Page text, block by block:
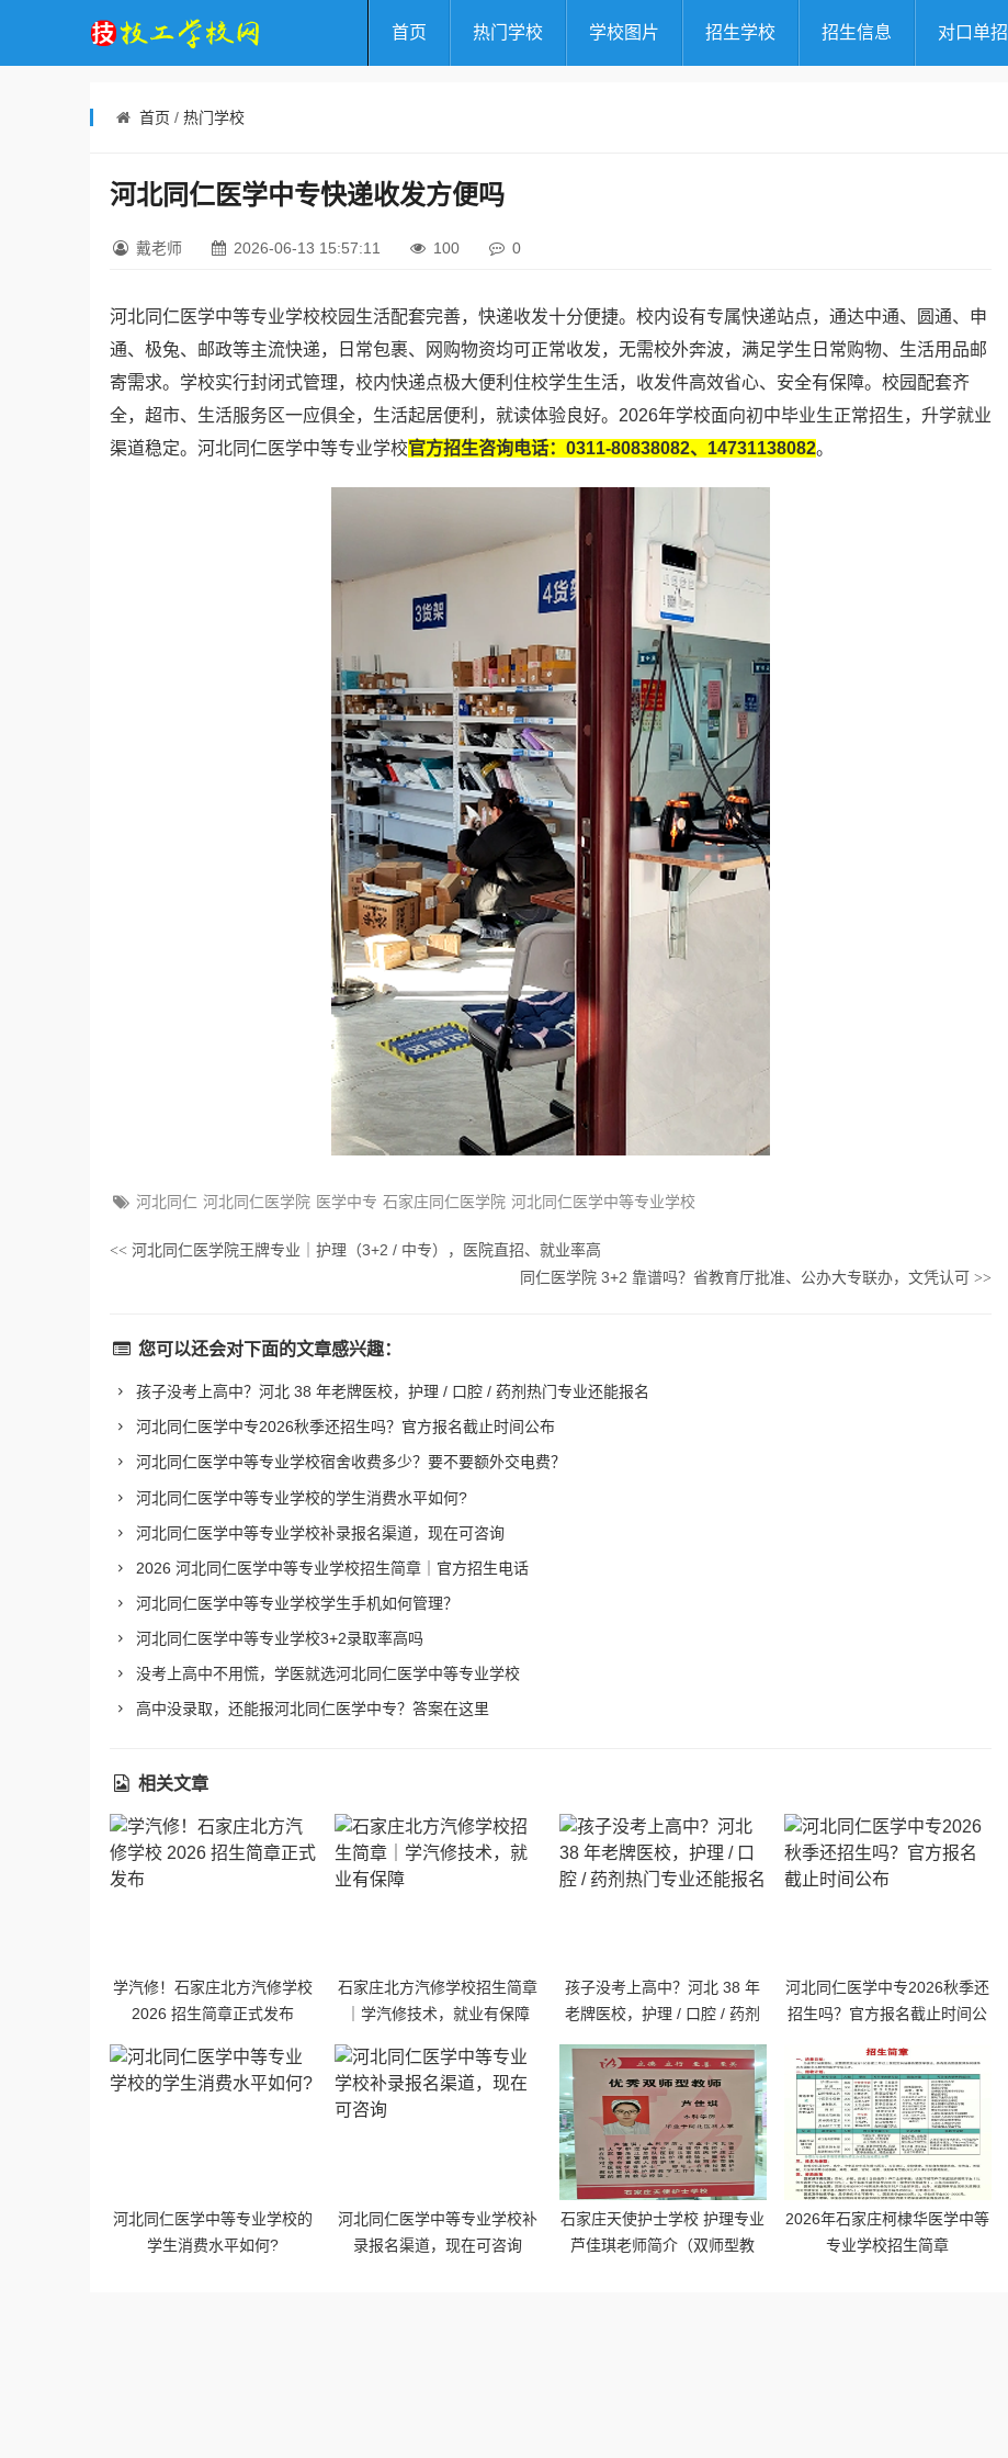
首页 热门学校 学校图片 招生学校 招生信息 对口单招
首页 / 热门学校
河北同仁医学中专快递收发方便吗
戴老师 2026-06-13 15:57:11 100 0
河北同仁医学中等专业学校校园生活配套完善，快递收发十分便捷。校内设有专属快递站点，通达中通、圆通、申
通、极兔、邮政等主流快递，日常包裹、网购物资均可正常收发，无需校外奔波，满足学生日常购物、生活用品邮
寄需求。学校实行封闭式管理，校内快递点极大便利住校学生生活，收发件高效省心、安全有保障。校园配套齐
全，超市、生活服务区一应俱全，生活起居便利，就读体验良好。2026年学校面向初中毕业生正常招生，升学就业
渠道稳定。河北同仁医学中等专业学校官方招生咨询电话：0311-80838082、14731138082。
河北同仁 河北同仁医学院 医学中专 石家庄同仁医学院 河北同仁医学中等专业学校
<< 河北同仁医学院王牌专业｜护理（3+2 / 中专），医院直招、就业率高
同仁医学院 3+2 靠谱吗？省教育厅批准、公办大专联办，文凭认可 >>
您可以还会对下面的文章感兴趣：
孩子没考上高中？河北 38 年老牌医校，护理 / 口腔 / 药剂热门专业还能报名
河北同仁医学中专2026秋季还招生吗？官方报名截止时间公布
河北同仁医学中等专业学校宿舍收费多少？要不要额外交电费？
河北同仁医学中等专业学校的学生消费水平如何?
河北同仁医学中等专业学校补录报名渠道，现在可咨询
2026 河北同仁医学中等专业学校招生简章｜官方招生电话
河北同仁医学中等专业学校学生手机如何管理？
河北同仁医学中等专业学校3+2录取率高吗
没考上高中不用慌，学医就选河北同仁医学中等专业学校
高中没录取，还能报河北同仁医学中专？答案在这里
相关文章
学汽修！石家庄北方汽修学校
2026 招生简章正式发布
石家庄北方汽修学校招生简章
｜学汽修技术，就业有保障
孩子没考上高中？河北 38 年
老牌医校，护理 / 口腔 / 药剂
河北同仁医学中专2026秋季还
招生吗？官方报名截止时间公
河北同仁医学中等专业学校的
学生消费水平如何?
河北同仁医学中等专业学校补
录报名渠道，现在可咨询
石家庄天使护士学校 护理专业
芦佳琪老师简介（双师型教
2026年石家庄柯棣华医学中等
专业学校招生简章